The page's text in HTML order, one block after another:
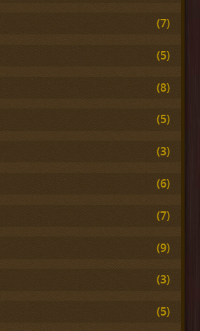
(7)
(5)
(8)
(5)
(3)
(6)
(7)
(9)
(3)
(5)